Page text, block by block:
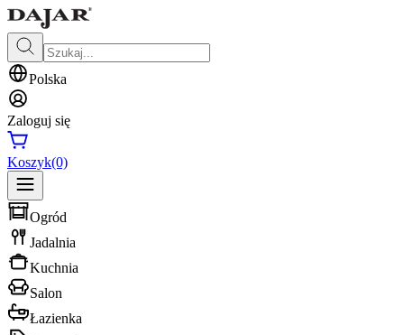
Polska
Zaloguj się
Koszyk(0)
Ogród
Jadalnia
Kuchnia
Salon
Łazienka